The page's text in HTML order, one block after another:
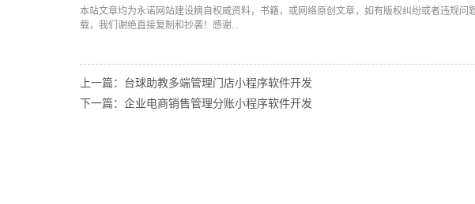
本站文章均为永诺网站建设摘自权威资料，书籍，或网络原创文章，如有版权纠纷或者违规
载，我们谢绝直接复制和抄袭！感谢...
上一篇：台球助教多端管理门店小程序软件开发
下一篇：企业电商销售管理分账小程序软件开发